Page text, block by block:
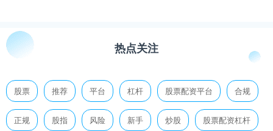
热点关注
股票 推荐 平台 杠杆 股票配资平台 合规
正规 股指 风险 新手 炒股 股票配资杠杆